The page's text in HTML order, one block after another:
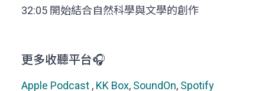
32:05 開始結合自然科學與文學的創作
更多收聽平台🎧
Apple Podcast , KK Box, SoundOn, Spotify